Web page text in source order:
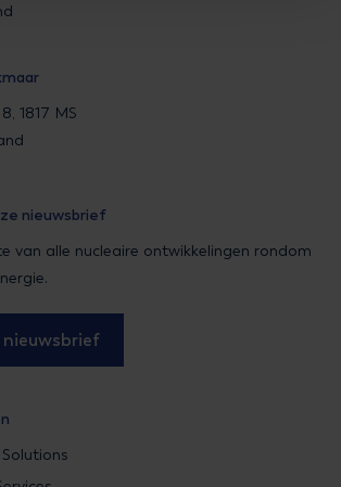
1817 MS
nieuwsbrief
van alle nucleaire ontwikkelingen rondom